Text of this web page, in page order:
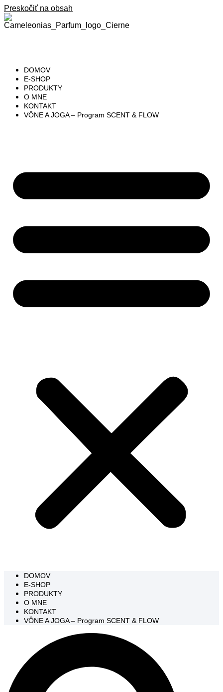
Preskočiť na obsah
DOMOV
E-SHOP
PRODUKTY
O MNE
KONTAKT
VÔNE A JOGA – Program SCENT & FLOW
DOMOV
E-SHOP
PRODUKTY
O MNE
KONTAKT
VÔNE A JOGA – Program SCENT & FLOW